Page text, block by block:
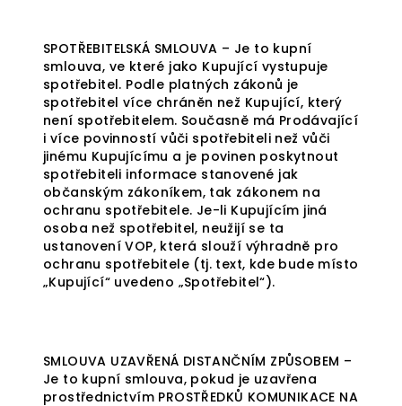
SPOTŘEBITELSKÁ SMLOUVA – Je to kupní
smlouva, ve které jako Kupující vystupuje
spotřebitel. Podle platných zákonů je
spotřebitel více chráněn než Kupující, který
není spotřebitelem. Současně má Prodávající
i více povinností vůči spotřebiteli než vůči
jinému Kupujícímu a je povinen poskytnout
spotřebiteli informace stanovené jak
občanským zákoníkem, tak zákonem na
ochranu spotřebitele. Je-li Kupujícím jiná
osoba než spotřebitel, neužijí se ta
ustanovení VOP, která slouží výhradně pro
ochranu spotřebitele (tj. text, kde bude místo
„Kupující“ uvedeno „Spotřebitel“).
SMLOUVA UZAVŘENÁ DISTANČNÍM ZPŮSOBEM –
Je to kupní smlouva, pokud je uzavřena
prostřednictvím PROSTŘEDKŮ KOMUNIKACE NA